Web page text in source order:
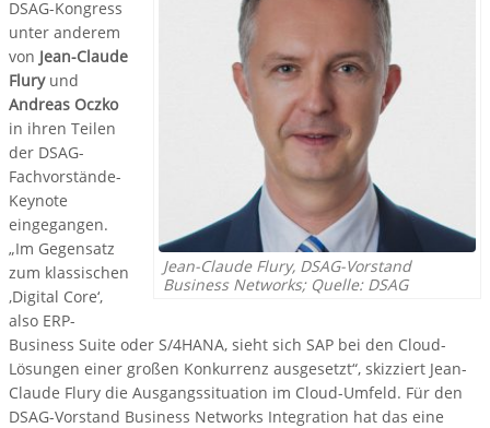
Jean-Claude Flury, DSAG-Vorstand
Business Networks; Quelle: DSAG
DSAG-Kongress
unter anderem
von Jean-Claude
Fluryund
Andreas Oczko
in ihren Teilen
der DSAG-
Fachvorstände-
Keynote
eingegangen.
„Im Gegensatz
zum klassischen
‚Digital Core‘,
also ERP-
Business Suite oder S/4HANA, sieht sich SAP bei den Cloud-
Lösungen einer großen Konkurrenz ausgesetzt“, skizziert Jean-
Claude Flury die Ausgangssituation im Cloud-Umfeld. Für den
DSAG-Vorstand Business Networks Integration hat das eine